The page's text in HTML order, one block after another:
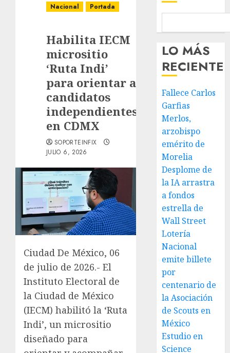
Nacional Portada
Habilita IECM
micrositio
‘Ruta Indi’
para orientar a
candidatos
independientes
en CDMX
SOPORTEINFIX
JULIO 6, 2026
Ciudad De México, 06
de julio de 2026.- El
Instituto Electoral de
la Ciudad de México
(IECM) habilitó la ‘Ruta
Indi’, un micrositio
diseñado para
LO MÁS
RECIENTE
Fallece Carlos
Garfias
Merlos,
arzobispo
emérito de
Morelia
Desplome de
la IA arrastra
a fondos
estrella de
Wall Street
Lotería
Nacional
emite billete
por
centenario de
la Asociación
de Scouts en
México
Estudio en
Science